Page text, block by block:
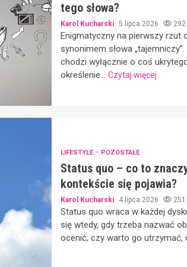
tego słowa?
Karol Kucharski 5 lipca 2026 292
Enigmatyczny na pierwszy rzut
synonimem słowa
chodzi wyłącznie o coś
określenie... Czytaj więcej
LIFESTYLE POZOSTAŁE
Status quo – co to
kontekście się pojawia?
Karol Kucharski 4 lipca 2026 251
Status quo wraca w każdej
się wtedy, gdy trzeba nazwać
ocenić, czy warto go utrzymać,